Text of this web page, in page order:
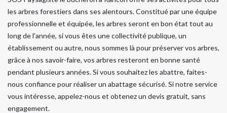
les arbres forestiers dans ses alentours. Constitué par une équipe
professionnelle et équipée, les arbres seront en bon état tout au
long de l'année, si vous êtes une collectivité publique, un
établissement ou autre, nous sommes là pour préserver vos arbres,
grâce à nos savoir-faire, vos arbres resteront en bonne santé
pendant plusieurs années. Si vous souhaitez les abattre, faites-
nous confiance pour réaliser un abattage sécurisé. Si notre service
vous intéresse, appelez-nous et obtenez un devis gratuit, sans
engagement.